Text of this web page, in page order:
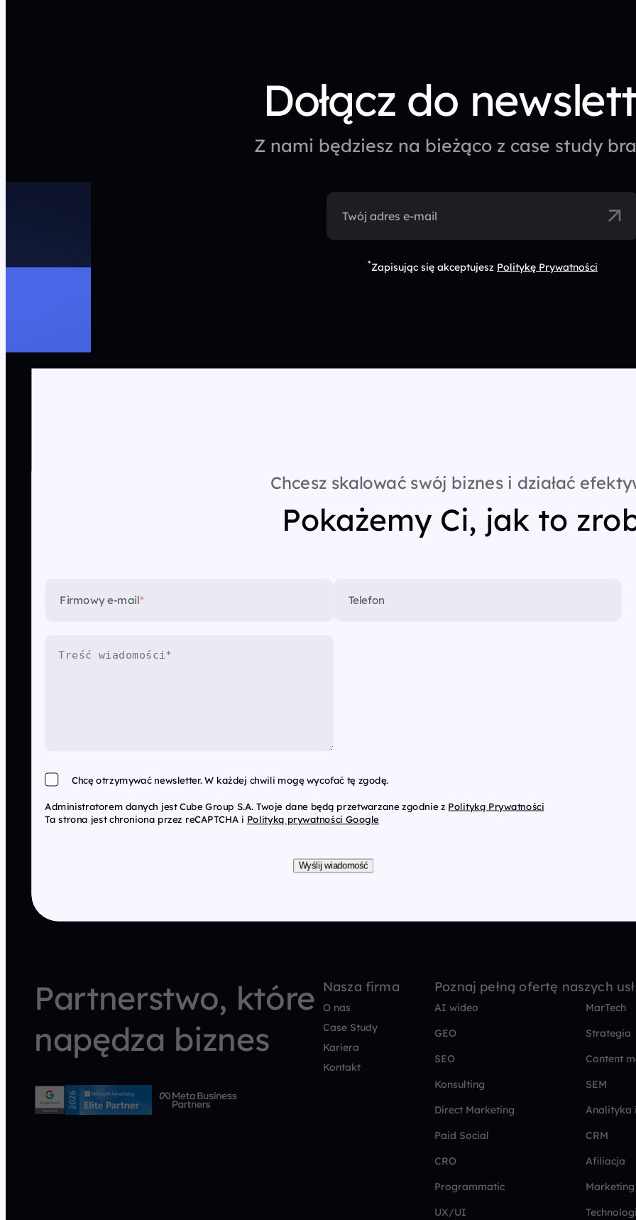
Dołącz do
Z nami będziesz na bieżąco z case study
Twój adres e-mail
*Zapisując się akceptujesz Politykę Prywatności
Chcesz skalować swój biznes i działać
Pokażemy Ci, jak to
Firmowy e-mail* Telefon
Chcę otrzymywać newsletter. W każdej chwili mogę wycofać tę zgodę.
Administratorem danych jest Cube Group S.A. Twoje dane będą przetwarzane zgodnie z Polityką Prywatności
Ta strona jest chroniona przez reCAPTCHA i Polityką prywatności Google
Wyślij wiadomość
Partnerstwo, które
napędza biznes
Nasza firma
O nas
Case Study
Kariera
Kontakt
Poznaj pełną ofertę naszych
AI wideo
MarTech
GEO
Strategia
SEO
Content
Konsulting
SEM
Direct Marketing
Analityka
Paid Social
CRM
CRO
Afiliacja
Programmatic
UX/UI